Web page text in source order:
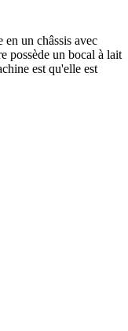
en un châssis avec
possède un bocal à lait
est qu'elle est